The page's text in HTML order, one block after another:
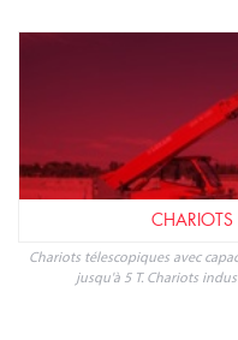
Chariots télescopiques avec
jusqu'à 5 T. Chariots